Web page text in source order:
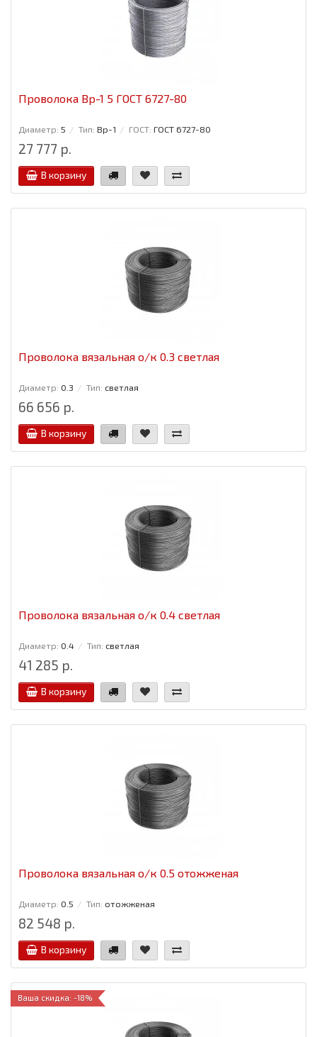
Проволока Вр-1 5 ГОСТ 6727-80
Диаметр: 5 Тип: Вр-1 ГОСТ: ГОСТ 6727-80
27 777 р.
В корзину
Проволока вязальная о/к 0.3 светлая
Диаметр: 0.3 Тип: светлая
66 656 р.
В корзину
Проволока вязальная о/к 0.4 светлая
Диаметр: 0.4 Тип: светлая
41 285 р.
В корзину
Проволока вязальная о/к 0.5 отожженая
Диаметр: 0.5 Тип: отожженая
82 548 р.
В корзину
Ваша скидка: -18%